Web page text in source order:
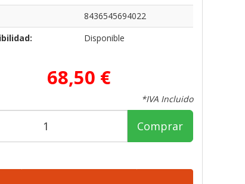
8436545694022
Disponible
68,50 €
*IVA Incluido
Comprar